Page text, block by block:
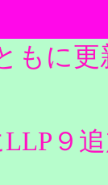
もに
９